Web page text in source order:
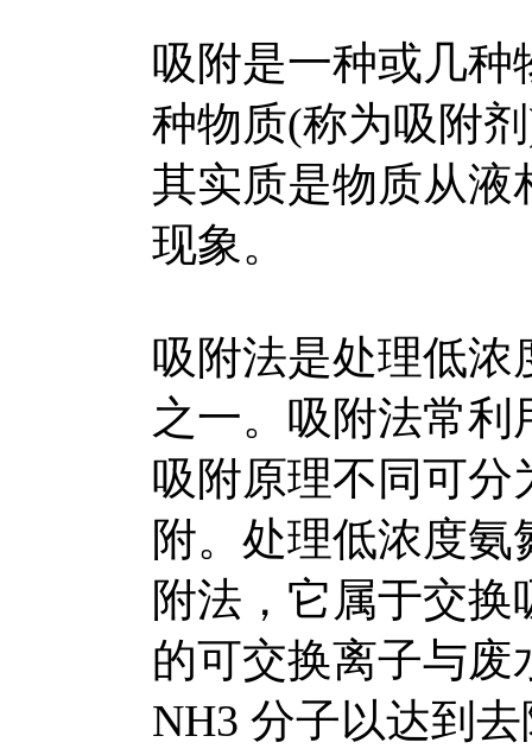
吸附是一种或几种
种物质(称为吸附
其实质是物质从液
现象。
吸附法是处理低浓
之一。吸附法常
吸附原理不同可分
附。处理低浓度
附法，它属于交
的可交换离子与废
NH3 分子以达到